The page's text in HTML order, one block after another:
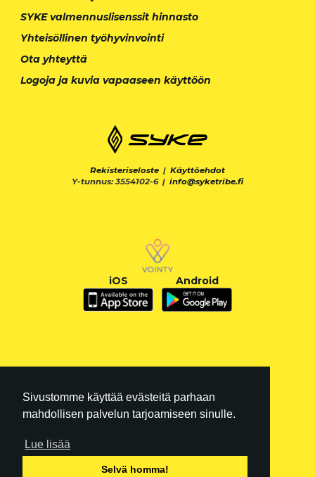
Sivustomme käyttää evästeitä parhaan
mahdollisen palvelun tarjoamiseen sinulle.
Lue lisää
Selvä homma!
SYKE valmennuslisenssit hinnasto
Yhteisöllinen työhyvinvointi
Ota yhteyttä
Logoja ja kuvia vapaaseen käyttöön
Rekisteriseloste | Käyttöehdot
Y-tunnus: 3554102-6 | info@syketribe.fi
iOS Android